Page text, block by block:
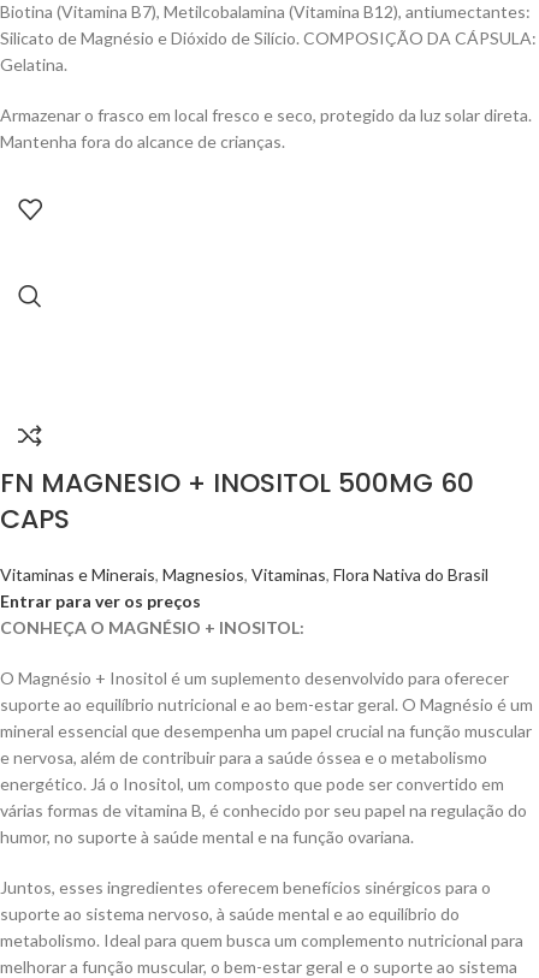
Biotina (Vitamina B7), Metilcobalamina (Vitamina B12), antiumectantes:
Silicato de Magnésio e Dióxido de Silício. COMPOSIÇÃO DA CÁPSULA:
Gelatina.
Armazenar o frasco em local fresco e seco, protegido da luz solar direta.
Mantenha fora do alcance de crianças.
FN MAGNESIO + INOSITOL 500MG 60
CAPS
Vitaminas e Minerais, Magnesios, Vitaminas, Flora Nativa do Brasil
Entrar para ver os preços
CONHEÇA O MAGNÉSIO + INOSITOL:
O Magnésio + Inositol é um suplemento desenvolvido para oferecer
suporte ao equilíbrio nutricional e ao bem-estar geral. O Magnésio é um
mineral essencial que desempenha um papel crucial na função muscular
e nervosa, além de contribuir para a saúde óssea e o metabolismo
energético. Já o Inositol, um composto que pode ser convertido em
várias formas de vitamina B, é conhecido por seu papel na regulação do
humor, no suporte à saúde mental e na função ovariana.
Juntos, esses ingredientes oferecem benefícios sinérgicos para o
suporte ao sistema nervoso, à saúde mental e ao equilíbrio do
metabolismo. Ideal para quem busca um complemento nutricional para
melhorar a função muscular, o bem-estar geral e o suporte ao sistema